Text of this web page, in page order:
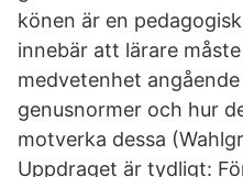
könen är en
innebär att lärare
medvetenhet
genusnormer och hur
motverka dessa
Uppdraget är tydligt: